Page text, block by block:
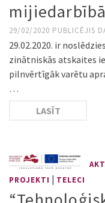
29/02/2020 PUBLICĒJIS
29.02.2020. ir
zinātniskās atskaites
pilnvērtīgāk varētu
…
LASĪT
PROJEKTI | TELECI